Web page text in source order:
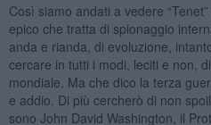
Così siamo andati a vedere
epico che tratta di spionaggio
anda e rianda, di evoluzione,
cercare in tutti i modi, leciti e non,
mondiale. Ma che dico la terza
e addio. Di più cercherò di non
sono John David Washington, il